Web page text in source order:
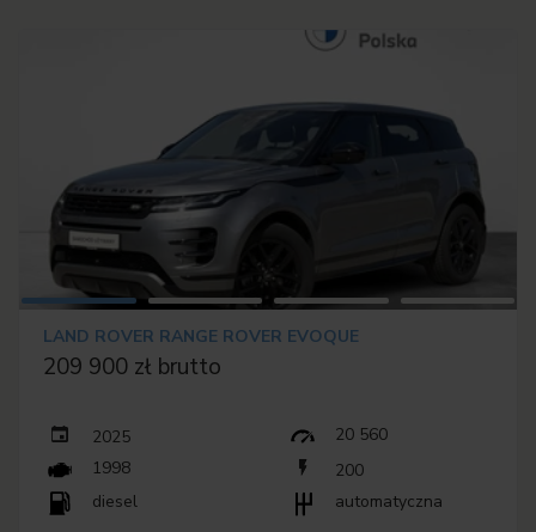
LAND ROVER RANGE ROVER EVOQUE
209 900 zł brutto
2025
20 560
1998
200
diesel
automatyczna